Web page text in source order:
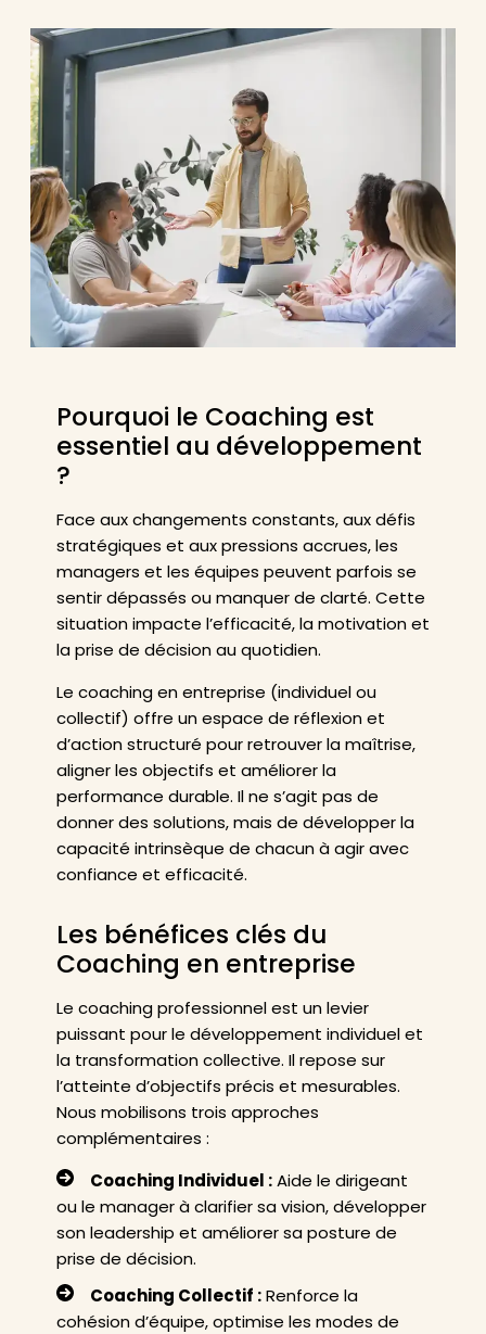
Pourquoi le Coaching est
essentiel au développement
?
Face aux changements constants, aux défis
stratégiques et aux pressions accrues, les
managers et les équipes peuvent parfois se
sentir dépassés ou manquer de clarté. Cette
situation impacte l’efficacité, la motivation et
la prise de décision au quotidien.
Le coaching en entreprise (individuel ou
collectif) offre un espace de réflexion et
d’action structuré pour retrouver la maîtrise,
aligner les objectifs et améliorer la
performance durable. Il ne s’agit pas de
donner des solutions, mais de développer la
capacité intrinsèque de chacun à agir avec
confiance et efficacité.
Les bénéfices clés du
Coaching en entreprise
Le coaching professionnel est un levier
puissant pour le développement individuel et
la transformation collective. Il repose sur
l’atteinte d’objectifs précis et mesurables.
Nous mobilisons trois approches
complémentaires :
Coaching Individuel :Aide le dirigeant
ou le manager à clarifier sa vision, développer
son leadership et améliorer sa posture de
prise de décision.
Coaching Collectif :Renforce la
cohésion d’équipe, optimise les modes de